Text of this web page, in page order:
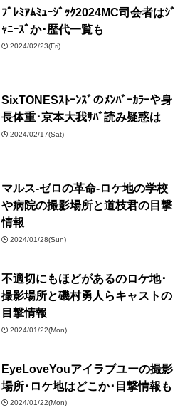
ﾌﾟﾚﾐｱﾑﾐｭｰｼﾞｯｸ2024MC司会者はｼﾞ
ｬﾆｰｽﾞか･歴代一覧も
2024/02/23(Fri)
SixTONESｽﾄｰﾝｽﾞのﾒﾝﾊﾞｰｶﾗｰや身
長体重･京本大我ｻﾊﾞ読み疑惑は
2024/02/17(Sat)
マルス-ゼロの革命-ロケ地の学校
や病院の撮影場所と道枝君の目撃
情報
2024/01/28(Sun)
不適切にもほどがあるのロケ地･
撮影場所と磯村勇人らキャストの
目撃情報
2024/01/22(Mon)
EyeLoveYouアイラブユーの撮影
場所･ロケ地はどこか･目撃情報も
2024/01/22(Mon)